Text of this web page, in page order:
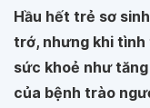
Hầu hết trẻ sơ
trớ, nhưng khi tình
sức khoẻ như
của bệnh trào